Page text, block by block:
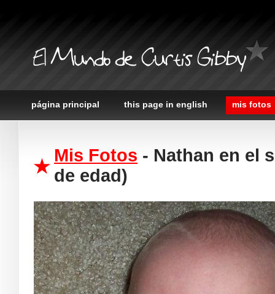
El Mundo de Curtis Gibby
página principal this page in english mis fotos
Mis Fotos - Nathan en el
de edad)